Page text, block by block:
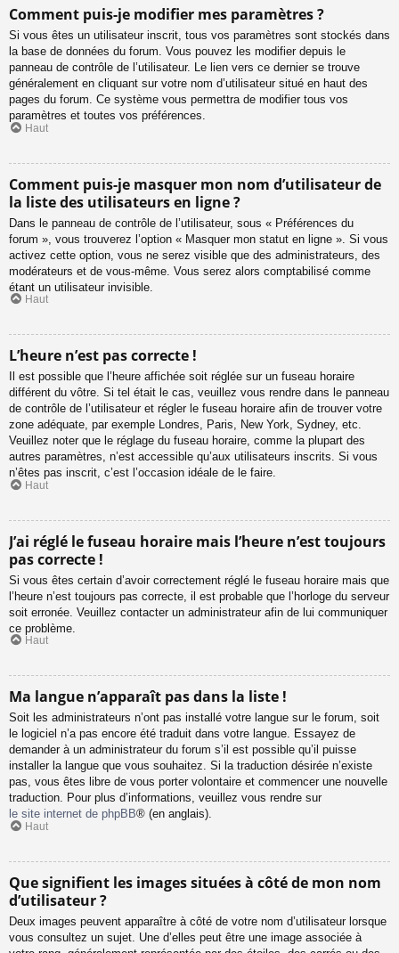
Comment puis-je modifier mes paramètres ?
Si vous êtes un utilisateur inscrit, tous vos paramètres sont stockés dans
la base de données du forum. Vous pouvez les modifier depuis le
panneau de contrôle de l’utilisateur. Le lien vers ce dernier se trouve
généralement en cliquant sur votre nom d’utilisateur situé en haut des
pages du forum. Ce système vous permettra de modifier tous vos
paramètres et toutes vos préférences.
Haut
Comment puis-je masquer mon nom d’utilisateur de
la liste des utilisateurs en ligne ?
Dans le panneau de contrôle de l’utilisateur, sous « Préférences du
forum », vous trouverez l’option « Masquer mon statut en ligne ». Si vous
activez cette option, vous ne serez visible que des administrateurs, des
modérateurs et de vous-même. Vous serez alors comptabilisé comme
étant un utilisateur invisible.
Haut
L’heure n’est pas correcte !
Il est possible que l’heure affichée soit réglée sur un fuseau horaire
différent du vôtre. Si tel était le cas, veuillez vous rendre dans le panneau
de contrôle de l’utilisateur et régler le fuseau horaire afin de trouver votre
zone adéquate, par exemple Londres, Paris, New York, Sydney, etc.
Veuillez noter que le réglage du fuseau horaire, comme la plupart des
autres paramètres, n’est accessible qu’aux utilisateurs inscrits. Si vous
n’êtes pas inscrit, c’est l’occasion idéale de le faire.
Haut
J’ai réglé le fuseau horaire mais l’heure n’est toujours
pas correcte !
Si vous êtes certain d’avoir correctement réglé le fuseau horaire mais que
l’heure n’est toujours pas correcte, il est probable que l’horloge du serveur
soit erronée. Veuillez contacter un administrateur afin de lui communiquer
ce problème.
Haut
Ma langue n’apparaît pas dans la liste !
Soit les administrateurs n’ont pas installé votre langue sur le forum, soit
le logiciel n’a pas encore été traduit dans votre langue. Essayez de
demander à un administrateur du forum s’il est possible qu’il puisse
installer la langue que vous souhaitez. Si la traduction désirée n’existe
pas, vous êtes libre de vous porter volontaire et commencer une nouvelle
traduction. Pour plus d’informations, veuillez vous rendre sur
le site internet de phpBB® (en anglais).
Haut
Que signifient les images situées à côté de mon nom
d’utilisateur ?
Deux images peuvent apparaître à côté de votre nom d’utilisateur lorsque
vous consultez un sujet. Une d’elles peut être une image associée à